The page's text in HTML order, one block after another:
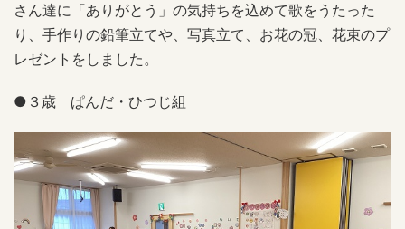
さん達に「ありがとう」の気持ちを込めて歌をうたった
り、手作りの鉛筆立てや、写真立て、お花の冠、花束のプ
レゼントをしました。
●３歳 ぱんだ・ひつじ組